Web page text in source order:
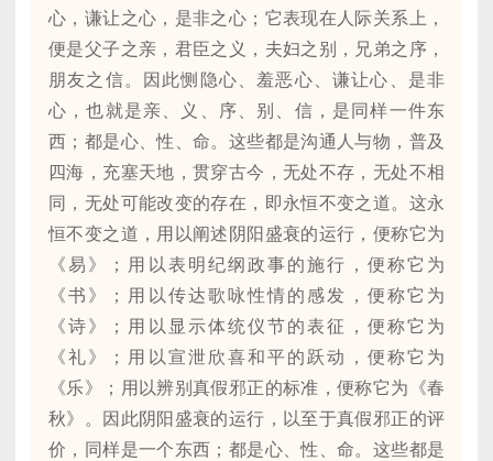
心，谦让之心，是非之心；它表现在人际关系上，
便是父子之亲，君臣之义，夫妇之别，兄弟之序，
朋友之信。因此恻隐心、羞恶心、谦让心、是非
心，也就是亲、义、序、别、信，是同样一件东
西；都是心、性、命。这些都是沟通人与物，普及
四海，充塞天地，贯穿古今，无处不存，无处不相
同，无处可能改变的存在，即永恒不变之道。这永
恒不变之道，用以阐述阴阳盛衰的运行，便称它为
《易》；用以表明纪纲政事的施行，便称它为
《书》；用以传达歌咏性情的感发，便称它为
《诗》；用以显示体统仪节的表征，便称它为
《礼》；用以宣泄欣喜和平的跃动，便称它为
《乐》；用以辨别真假邪正的标准，便称它为《春
秋》。因此阴阳盛衰的运行，以至于真假邪正的评
价，同样是一个东西；都是心、性、命。这些都是